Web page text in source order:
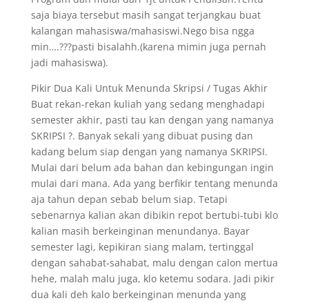
saja biaya tersebut masih sangat terjangkau buat
kalangan mahasiswa/mahasiswi.Nego bisa ngga
min….???pasti bisalahh.(karena mimin juga pernah
jadi mahasiswa).
Pikir Dua Kali Untuk Menunda Skripsi / Tugas Akhir
Buat rekan-rekan kuliah yang sedang menghadapi
semester akhir, pasti tau kan dengan yang namanya
SKRIPSI ?. Banyak sekali yang dibuat pusing dan
kadang belum siap dengan yang namanya SKRIPSI.
Mulai dari belum ada bahan dan kebingungan ingin
mulai dari mana. Ada yang berfikir tentang menunda
aja tahun depan sebab belum siap. Tetapi
sebenarnya kalian akan dibikin repot bertubi-tubi klo
kalian masih berkeinginan menundanya. Bayar
semester lagi, kepikiran siang malam, tertinggal
dengan sahabat-sahabat, malu dengan calon mertua
hehe, malah malu juga, klo ketemu sodara. Jadi pikir
dua kali deh kalo berkeinginan menunda yang